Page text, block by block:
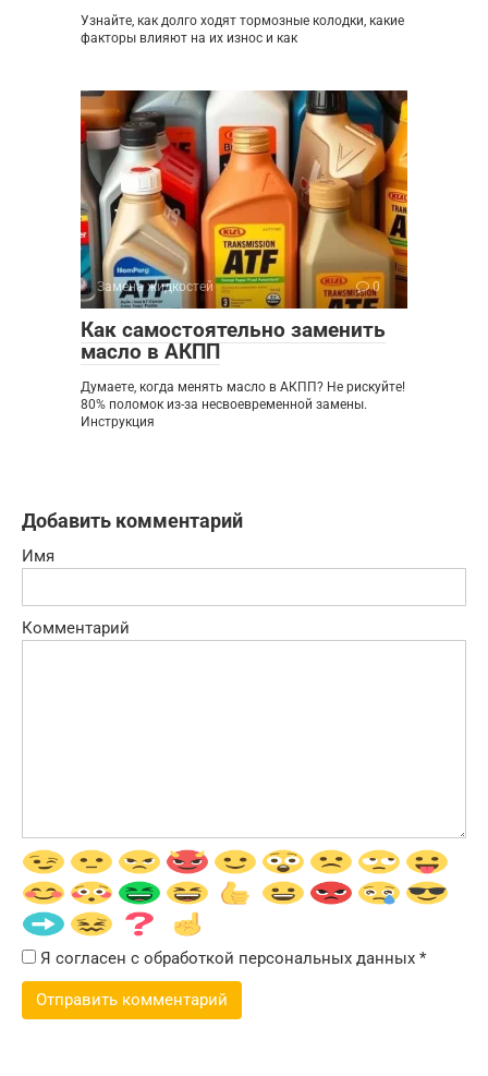
Узнайте, как долго ходят тормозные колодки, какие
факторы влияют на их износ и как
Замена жидкостей 0
Как самостоятельно заменить
масло в АКПП
Думаете, когда менять масло в АКПП? Не рискуйте!
80% поломок из-за несвоевременной замены.
Инструкция
Добавить комментарий
Имя
Комментарий
Я согласен с обработкой персональных данных *